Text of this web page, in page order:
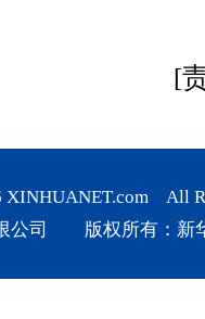
[
XINHUANET.com All
公司 版权所有：新